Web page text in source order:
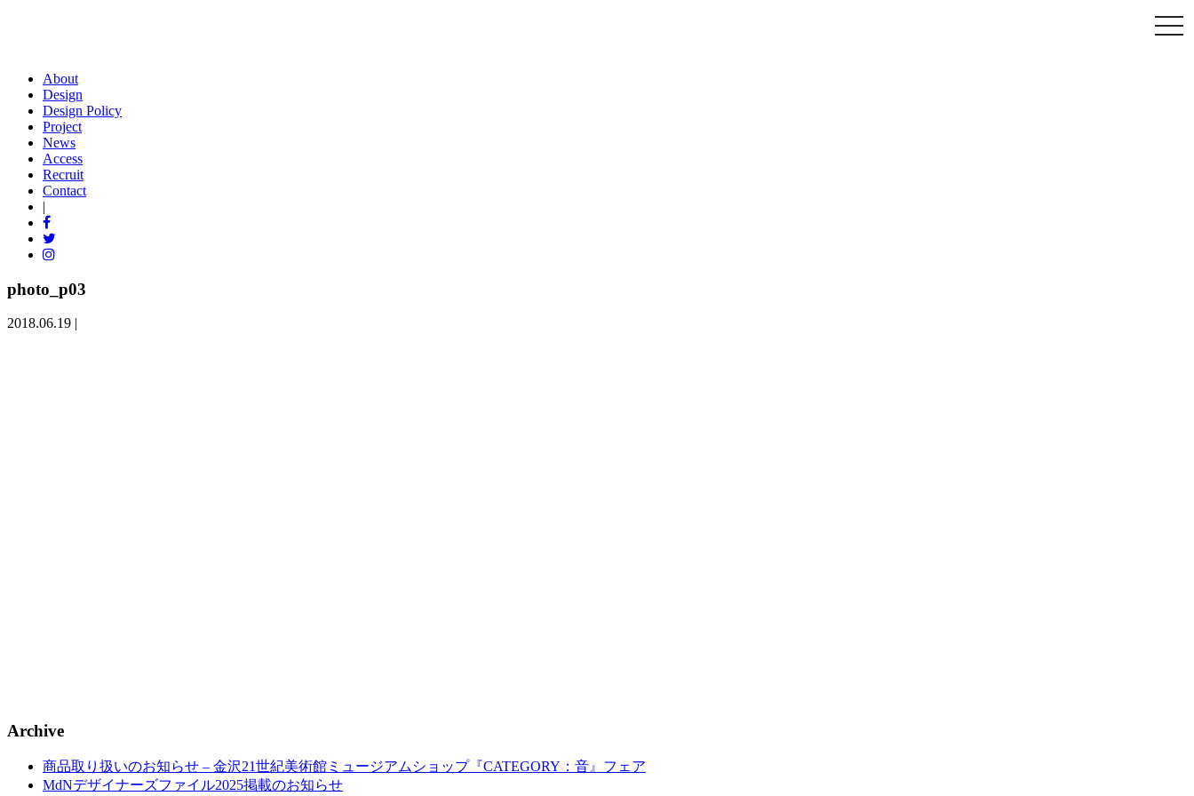
About
Design
Design Policy
Project
News
Access
Recruit
Contact
|
photo_p03
2018.06.19 |
Archive
商品取り扱いのお知らせ – 金沢21世紀美術館ミュージアムショップ『CATEGORY：音』フェア
MdNデザイナーズファイル2025掲載のお知らせ